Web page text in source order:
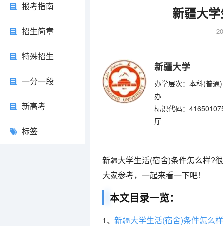
报考指南
招生简章
特殊招生
一分一段
新高考
标签
新疆大
新疆大学
办学层次：本科(普通)
办
标识代码：
厅
新疆大学生活(宿舍)条件怎么样?
大家参考，一起来看一下吧！
本文目录一览：
1、 新疆大学生活(宿舍)条件怎么